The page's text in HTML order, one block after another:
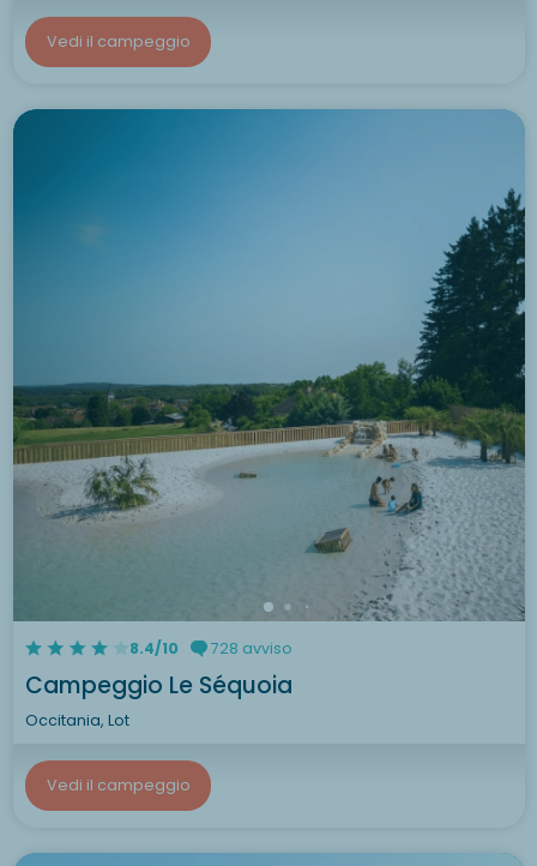
Vedi il campeggio
8.4/10 728 avviso
Campeggio Le Séquoia
Occitania, Lot
Vedi il campeggio